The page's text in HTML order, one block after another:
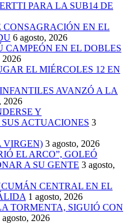
PARA LA SUB14 DE
EN EL
6 agosto, 2026
CAMPEÓN EN EL DOBLES
2026
EL MIÉRCOLES 12 EN
AVANZÓ A LA
2026
Y
ACTUACIONES 3
VIRGEN) 3 agosto, 2026
EL ARCO”, GOLEÓ
A SU GENTE 3 agosto,
CENTRAL EN EL
1 agosto, 2026
TORMENTA, SIGUIÓ CON
agosto, 2026